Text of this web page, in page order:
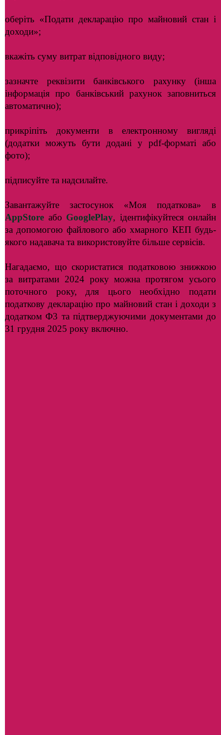
оберіть «Подати декларацію про майновий стан і
доходи»;
вкажіть суму витрат відповідного виду;
зазначте реквізити банківського рахунку (інша
інформація про банківський рахунок заповниться
автоматично);
прикріпіть документи в електронному вигляді
(додатки можуть бути додані у pdf-форматі або
фото);
підписуйте та надсилайте.
Завантажуйте застосунок «Моя податкова» в
AppStore або GooglePlay, ідентифікуйтеся онлайн
за допомогою файлового або хмарного КЕП будь-
якого надавача та використовуйте більше сервісів.
Нагадаємо, що скористатися податковою знижкою
за витратами 2024 року можна протягом усього
поточного року, для цього необхідно подати
податкову декларацію про майновий стан і доходи з
додатком Ф3 та підтверджуючими документами до
31 грудня 2025 року включно.